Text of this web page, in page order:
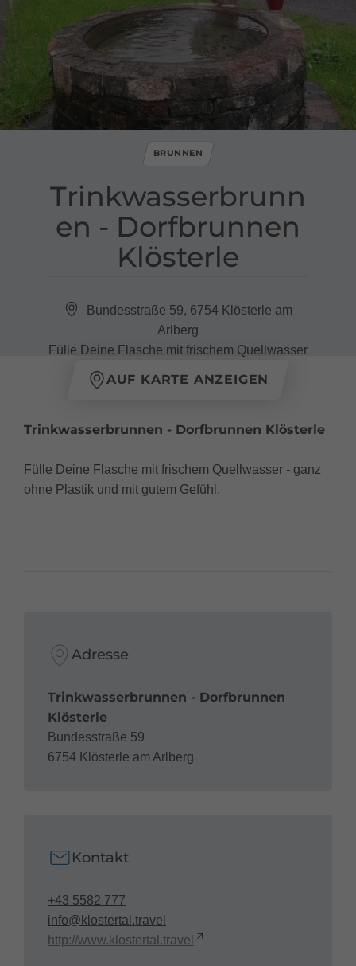
Trinkwasserbrunn
en ​-​ Dorfbrunnen
Klösterle
BRUNNEN
Bundesstraße 59, 6754 Klösterle am
Arlberg
Fülle Deine Flasche mit frischem Quellwasser
AUF KARTE ANZEIGEN
Trinkwasserbrunnen - Dorfbrunnen Klösterle
Fülle Deine Flasche mit frischem Quellwasser - ganz
ohne Plastik und mit gutem Gefühl.
Adresse
Trinkwasserbrunnen - Dorfbrunnen
Klösterle
Bundesstraße 59
6754 Klösterle am Arlberg
Kontakt
+43 5582 777
info@klostertal.travel
http://www.klostertal.travel